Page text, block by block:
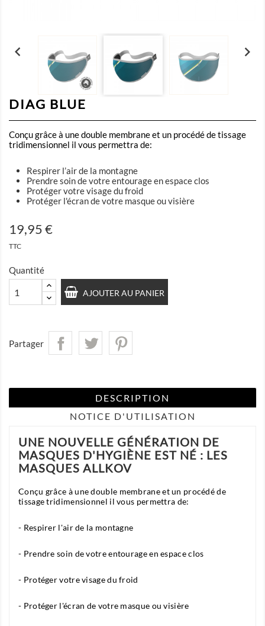
 
DIAG BLUE
Conçu grâce à une double membrane et un procédé de tissage
tridimensionnel il vous permettra de:
Respirer l’air de la montagne
Prendre soin de votre entourage en espace clos
Protéger votre visage du froid
Protéger l'écran de votre masque ou visière
19,95 €
TTC
Quantité
AJOUTER AU PANIER
Partager
DESCRIPTION
NOTICE D'UTILISATION
UNE NOUVELLE GÉNÉRATION DE
MASQUES D'HYGIÈNE EST NÉ : LES
MASQUES ALLKOV
Conçu grâce à une double membrane et un procédé de
tissage tridimensionnel il vous permettra de:
- Respirer l'air de la montagne
- Prendre soin de votre entourage en espace clos
- Protéger votre visage du froid
- Protéger l'écran de votre masque ou visière